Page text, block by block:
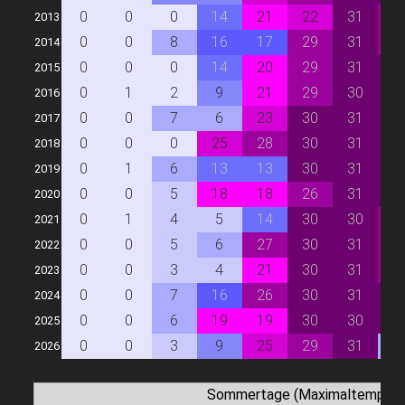
2013 0 0 0 14 21 22 31
2014 0 0 8 16 17 29 31
2015 0 0 0 14 20 29 31
2016 0 1 2 9 21 29 30
2017 0 0 7 6 23 30 31
2018 0 0 0 25 28 30 31
2019 0 1 6 13 13 30 31
2020 0 0 5 18 18 26 31
2021 0 1 4 5 14 30 30
2022 0 0 5 6 27 30 31
2023 0 0 3 4 21 30 31
2024 0 0 7 16 26 30 31
2025 0 0 6 19 19 30 30
2026 0 0 3 9 25 29 31
Sommertage